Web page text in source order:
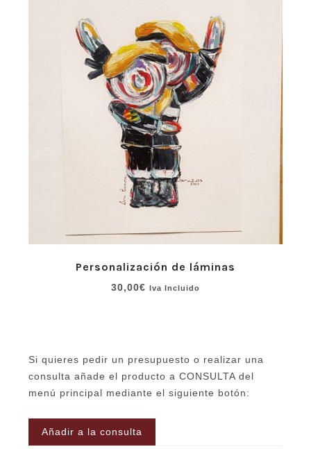
Personalización de láminas
30,00€ Iva Incluido
Si quieres pedir un presupuesto o realizar una
consulta añade el producto a CONSULTA del
menú principal mediante el siguiente botón:
Añadir a la consulta